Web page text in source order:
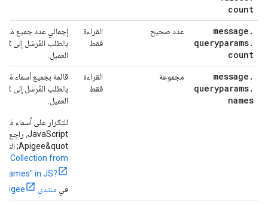
count
message .
queryparams.
count
عدد صحيح
القراءة
فقط
إجمالي عدد جميع
العميل.
message .
queryparams.
names
مجموعة
القراءة
فقط
قائمة بجميع أسماء
العميل.
للتكرار على أسماء
Apigee&quot; التالية:
Collection from
in JS?‎
في منتدى Apigee